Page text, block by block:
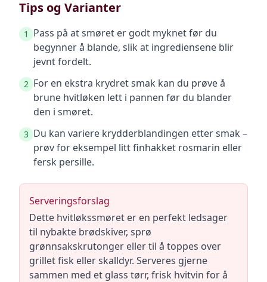
Tips og Varianter
1
Pass på at smøret er godt myknet før du
begynner å blande, slik at ingrediensene blir
jevnt fordelt.
2 For en ekstra krydret smak kan du prøve å
brune hvitløken lett i pannen før du blander
den i smøret.
3 Du kan variere krydderblandingen etter smak –
prøv for eksempel litt finhakket rosmarin eller
fersk persille.
Serveringsforslag
Dette hvitløkssmøret er en perfekt ledsager
til nybakte brødskiver, sprø
grønnsakskrutonger eller til å toppes over
grillet fisk eller skalldyr. Serveres gjerne
sammen med et glass tørr, frisk hvitvin for å